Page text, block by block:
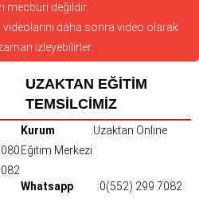
mecburi değildir.
daha sonra video olarak
izleyebilirler.
UZAKTAN EĞİTİM
TEMSİLCİMİZ
Kurum
:Uzaktan Online
Eğitim Merkezi
Whatsapp :0(552) 299 7082